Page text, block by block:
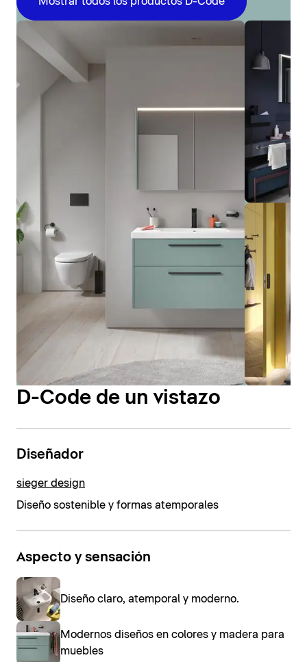
D-Code de un vistazo
Diseñador
sieger design
Diseño sostenible y formas atemporales
Aspecto y sensación
Diseño claro, atemporal y moderno.
Modernos diseños en colores y madera para
muebles